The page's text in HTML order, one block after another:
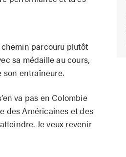
parcouru plutôt
sa médaille au cours,
son entraîneure.
va pas en Colombie
des Américaines et des
Je veux revenir